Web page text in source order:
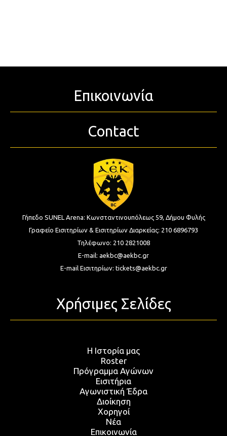
Επικοινωνία
Contact
Γήπεδο SUNEL Arena: Κωνσταντινουπόλεως 59, Δήμου Φυλής
Γραφείο Εισιτηρίων & Εισιτηρίων Διαρκείας: 210 6896793
Τηλέφωνο: 210 2821008
E-mail: aekbc@aekbc.gr
E-mail Εισιτηρίων: tickets@aekbc.gr
Χρήσιμες Σελίδες
Η Ιστορία μας
Roster
Πρόγραμμα Αγώνων
Εισιτήρια
Αγωνιστική Έδρα
Διοίκηση
Χορηγοί
Νέα
Επικοινωνία